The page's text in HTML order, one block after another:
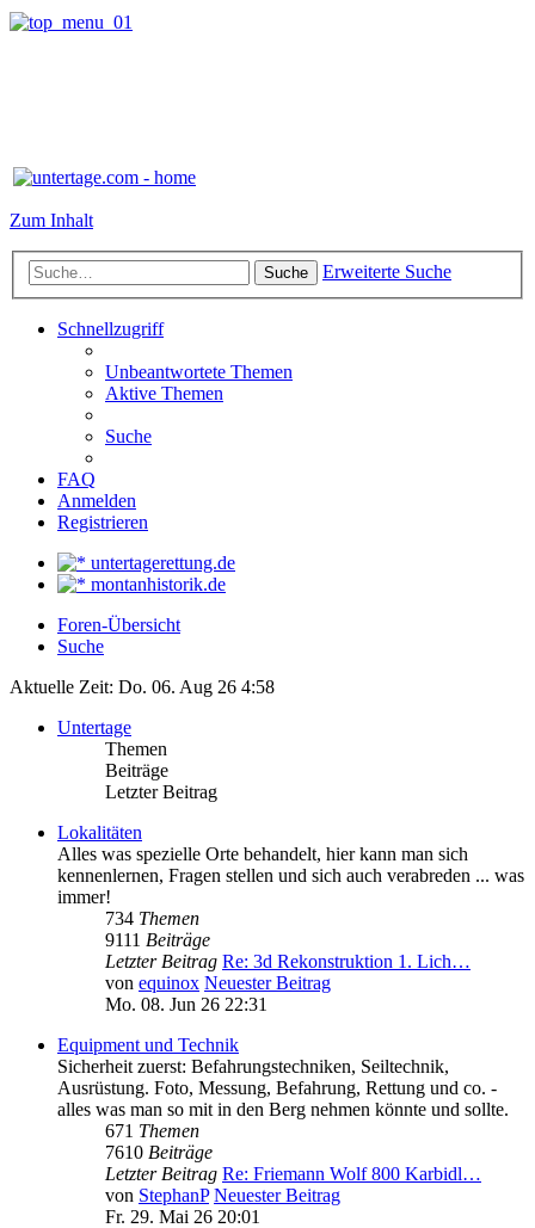
Zum Inhalt
Suche Erweiterte Suche
Schnellzugriff
Unbeantwortete Themen
Aktive Themen
Suche
FAQ
Anmelden
Registrieren
untertagerettung.de
montanhistorik.de
Foren-Übersicht
Suche
Aktuelle Zeit: Do. 06. Aug 26 4:58
Untertage
Themen
Beiträge
Letzter Beitrag
Lokalitäten
Alles was spezielle Orte behandelt, hier kann man sich
kennenlernen, Fragen stellen und sich auch verabreden ... was
immer!
734 Themen
9111 Beiträge
Letzter Beitrag Re: 3d Rekonstruktion 1. Lich…
von equinox Neuester Beitrag
Mo. 08. Jun 26 22:31
Equipment und Technik
Sicherheit zuerst: Befahrungstechniken, Seiltechnik,
Ausrüstung. Foto, Messung, Befahrung, Rettung und co. -
alles was man so mit in den Berg nehmen könnte und sollte.
671 Themen
7610 Beiträge
Letzter Beitrag Re: Friemann Wolf 800 Karbidl…
von StephanP Neuester Beitrag
Fr. 29. Mai 26 20:01